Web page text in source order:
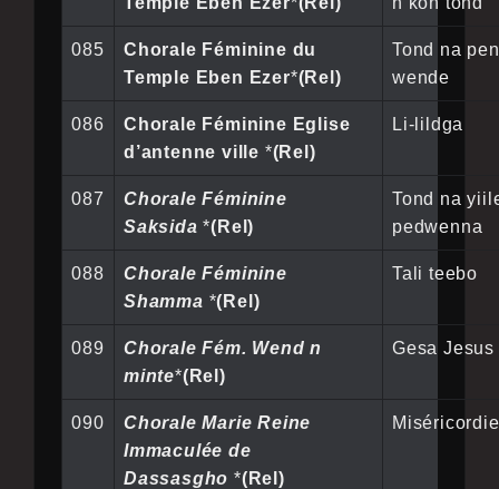
085
Chorale Féminine du
Temple Eben Ezer*(Rel)
Tond na
wende
086
Chorale Féminine Eglise
d’antenne ville *(Rel)
Li-lildga
087
Chorale Féminine
Saksida*(Rel)
Tond na
pedwenna
088
Chorale Féminine
Shamma *(Rel)
Tali teebo
089
Chorale Fém. Wend n
minte*(Rel)
Gesa Jesus
090
Chorale Marie Reine
Immaculée de
Dassasgho*(Rel)